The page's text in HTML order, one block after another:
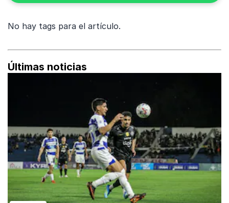
No hay tags para el artículo.
Últimas noticias